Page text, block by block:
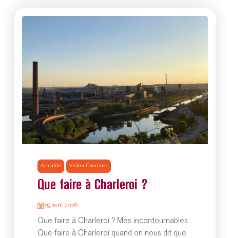
Actualité Visiter Charleroi
Que faire à Charleroi ?
29 avril 2026
Que faire à Charleroi ? Mes incontournables
Que faire à Charleroi quand on nous dit que